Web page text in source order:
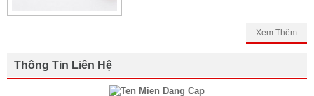
Xem Thêm
Thông Tin Liên Hệ